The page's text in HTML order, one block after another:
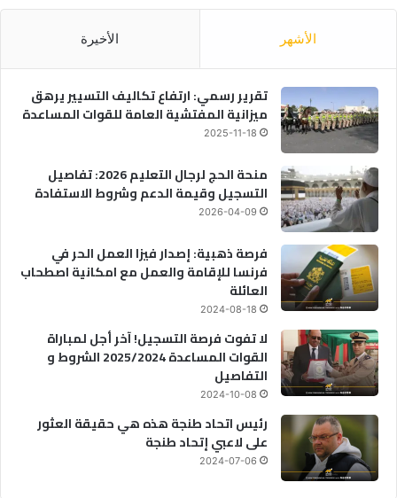
الأشهر الأخيرة
تقرير رسمي: ارتفاع تكاليف التسيير يرهق
ميزانية المفتشية العامة للقوات المساعدة
2025-11-18
منحة الحج لرجال التعليم 2026: تفاصيل
التسجيل وقيمة الدعم وشروط الاستفادة
2026-04-09
فرصة ذهبية: إصدار فيزا العمل الحر في
فرنسا للإقامة والعمل مع امكانية اصطحاب
العائلة
2024-08-18
لا تفوت فرصة التسجيل! آخر أجل لمباراة
القوات المساعدة 2025/2024 الشروط و
التفاصيل
2024-10-08
رئيس اتحاد طنجة هذه هي حقيقة العثور
على لاعبي إتحاد طنجة
2024-07-06